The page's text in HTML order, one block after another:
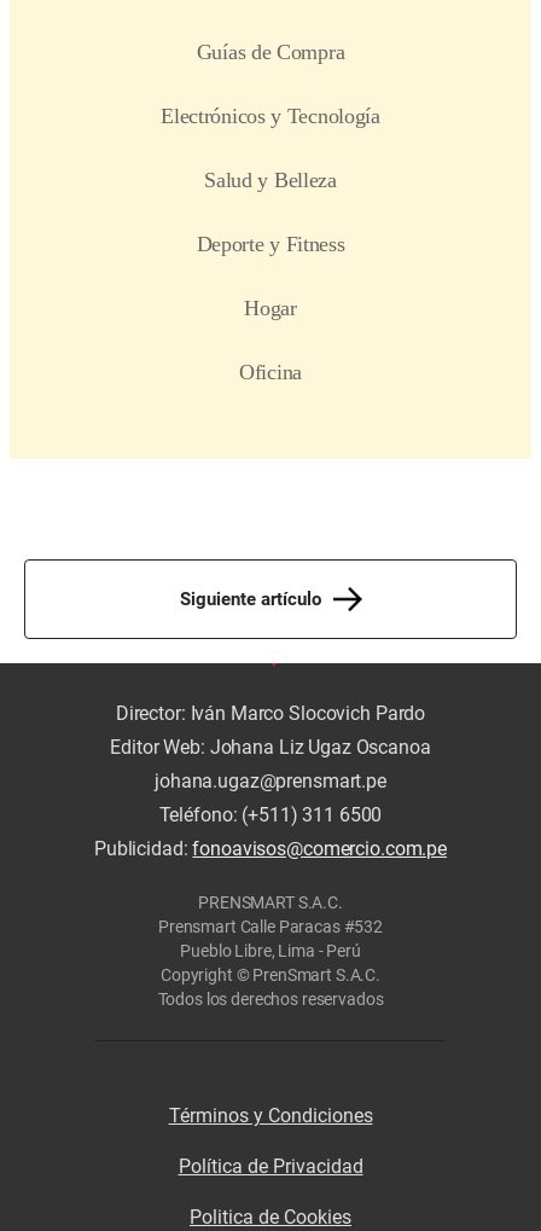
Siguiente artículo
Director: Iván Marco Slocovich Pardo
Editor Web: Johana Liz Ugaz Oscanoa
johana.ugaz@prensmart.pe
Teléfono: (+511) 311 6500
Publicidad:fonoavisos@comercio.com.pe
PRENSMART S.A.C.
Prensmart Calle Paracas #532
Pueblo Libre, Lima - Perú
Copyright © PrenSmart S.A.C.
Todos los derechos reservados
Términos y Condiciones
Política de Privacidad
Politica de Cookies